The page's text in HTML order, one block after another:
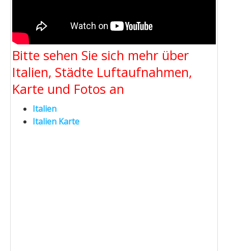
Bitte sehen Sie sich mehr über
Italien, Städte Luftaufnahmen,
Karte und Fotos an
Italien
Italien Karte